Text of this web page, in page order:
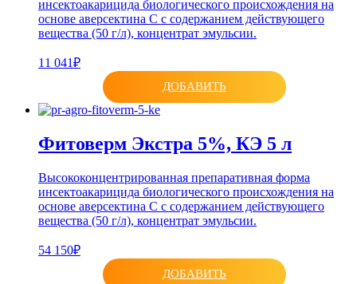
инсектоакарицида биологического происхождения на
основе аверсектина С с содержанием действующего
вещества (50 г/л), концентрат эмульсии.
11 041₽
ДОБАВИТЬ
Фитоверм Экстра 5%, КЭ 5 л
Высококонцентрированная препаративная форма
инсектоакарицида биологического происхождения на
основе аверсектина С с содержанием действующего
вещества (50 г/л), концентрат эмульсии.
54 150₽
ДОБАВИТЬ